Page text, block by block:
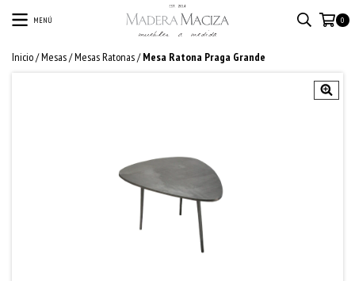
MENÚ 0
Inicio/Mesas/Mesas Ratonas/ Mesa Ratona Praga Grande